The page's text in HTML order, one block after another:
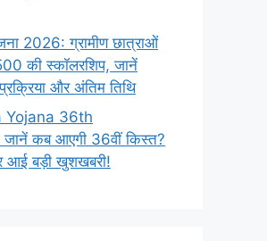
2026: ग्रामीण छात्राओं
की स्कॉलरशिप, जानें
और अंतिम तिथि
Yojana 36th
कब आएगी 36वीं किस्त?
आई बड़ी खुशखबरी!